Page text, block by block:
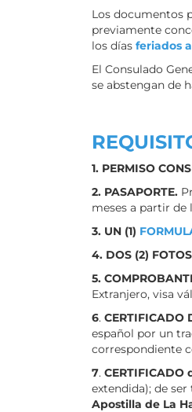
Los documentos
previamente
los días feriados
El Consulado
se abstengan de
1. PERMISO
2. PASAPORTE.
meses a partir de
3. UN (1)
4. DOS (2)
5.
Extranjero, visa
6. CERTIFICADO
español por un
correspondiente
7. CERTIFICADO
extendida); de
Apostilla de La